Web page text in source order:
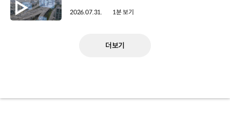
2026.07.31. 1분 보기
더보기